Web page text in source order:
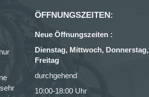
ÖFFNUNGSZEITEN:
Neue Öffnungszeiten :
Dienstag, Mittwoch, Donnerstag,
Freitag
durchgehend
10:00-18:00 Uhr